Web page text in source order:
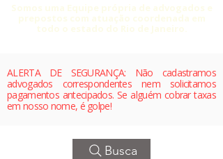
ALERTA DE SEGURANÇA: Não cadastramos
advogados correspondentes nem solicitamos
pagamentos antecipados. Se alguém cobrar taxas
em nosso nome, é golpe!
Busca